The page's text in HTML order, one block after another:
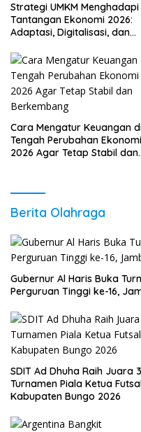
Strategi UMKM Menghadapi
Tantangan Ekonomi 2026:
Adaptasi, Digitalisasi, dan
Cara Mengatur Keuangan
Tengah Perubahan Ekonomi
2026 Agar Tetap Stabil dan
Berita Olahraga
Gubernur Al Haris Buka
Perguruan Tinggi ke-16,
SDIT Ad Dhuha Raih Juara 3
Turnamen Piala Ketua
Kabupaten Bungo 2026